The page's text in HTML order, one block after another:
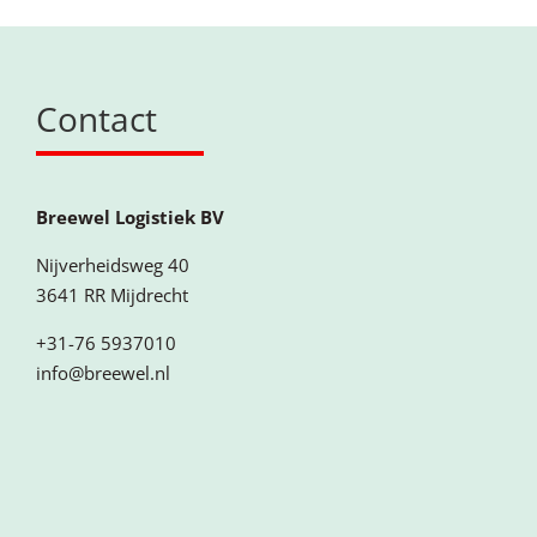
Contact
Breewel Logistiek BV
Nijverheidsweg 40
3641 RR Mijdrecht
+31-76 5937010
info@breewel.nl